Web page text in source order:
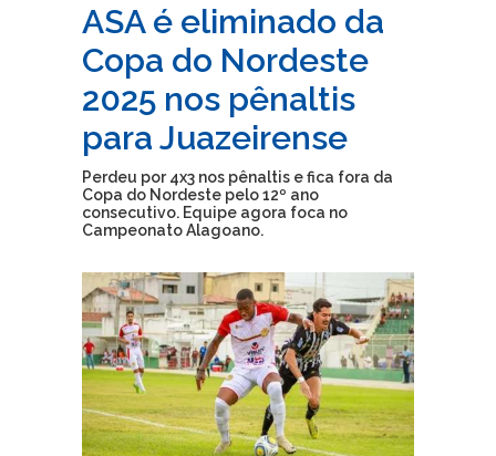
ASA é eliminado da
Copa do Nordeste
2025 nos pênaltis
para Juazeirense
Perdeu por 4x3 nos pênaltis e fica fora da
Copa do Nordeste pelo 12º ano
consecutivo. Equipe agora foca no
Campeonato Alagoano.